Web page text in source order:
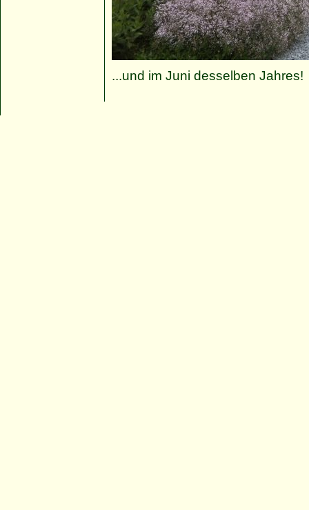
...und im Juni desselben Jahres!